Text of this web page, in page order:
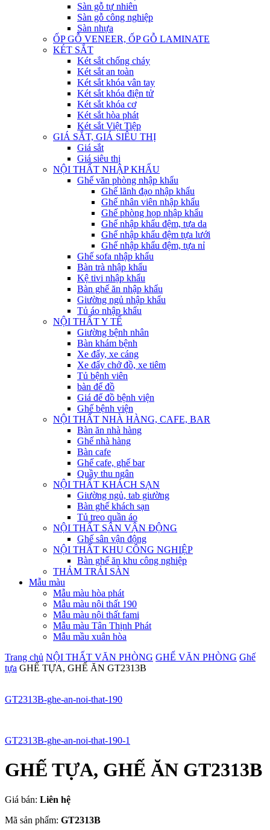
Sàn gỗ tự nhiên
Sàn gỗ công nghiệp
Sàn nhựa
ỐP GỖ VENEER, ỐP GỖ LAMINATE
KÉT SẮT
Két sắt chống cháy
Két sắt an toàn
Két sắt khóa vân tay
Két sắt khóa điện tử
Két sắt khóa cơ
Két sắt hòa phát
Két sắt Việt Tiệp
GIÁ SẮT, GIÁ SIÊU THỊ
Giá sắt
Giá siêu thị
NỘI THẤT NHẬP KHẨU
Ghế văn phòng nhập khẩu
Ghế lãnh đạo nhập khẩu
Ghế nhân viên nhập khẩu
Ghế phòng họp nhập khẩu
Ghế nhập khẩu đệm, tựa da
Ghế nhập khẩu đệm tựa lưới
Ghế nhập khẩu đệm, tựa nỉ
Ghế sofa nhập khẩu
Bàn trà nhập khẩu
Kệ tivi nhập khẩu
Bàn ghế ăn nhập khẩu
Giường ngủ nhập khẩu
Tủ áo nhập khẩu
NỘI THẤT Y TẾ
Giường bệnh nhân
Bàn khám bệnh
Xe đẩy, xe cáng
Xe đẩy chở đồ, xe tiêm
Tủ bệnh viên
bàn để đồ
Giá để đồ bệnh viện
Ghế bệnh viện
NỘI THẤT NHÀ HÀNG, CAFE, BAR
Bàn ăn nhà hàng
Ghế nhà hàng
Bàn cafe
Ghế cafe, ghế bar
Quầy thu ngân
NỘI THẤT KHÁCH SẠN
Giường ngủ, tab giường
Bàn ghế khách sạn
Tủ treo quần áo
NỘI THẤT SÂN VẬN ĐỘNG
Ghế sân vận động
NỘI THẤT KHU CÔNG NGHIỆP
Bàn ghế ăn khu công nghiệp
THẢM TRẢI SÀN
Mẫu màu
Mẫu màu hòa phát
Mẫu màu nội thất 190
Mẫu màu nội thất fami
Mẫu màu Tân Thịnh Phát
Mẫu mầu xuân hòa
Trang chủ NỘI THẤT VĂN PHÒNG GHẾ VĂN PHÒNG Ghế
tựa GHẾ TỰA, GHẾ ĂN GT2313B
GT2313B-ghe-an-noi-that-190
GT2313B-ghe-an-noi-that-190-1
GHẾ TỰA, GHẾ ĂN GT2313B
Giá bán: Liên hệ
Mã sản phẩm: GT2313B